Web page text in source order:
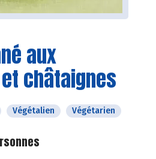
aux
châtaignes
Végétalien Végétarien